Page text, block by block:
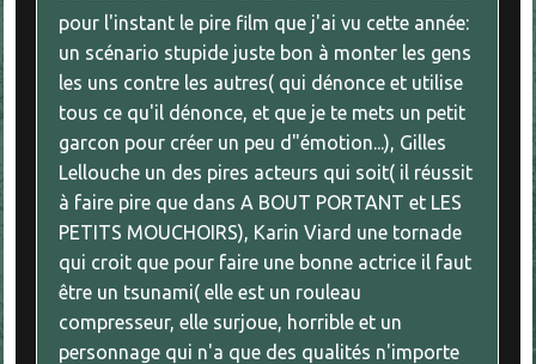
pour l'instant le pire film que j'ai vu cette année:
un scénario stupide juste bon à monter les gens
les uns contre les autres( qui dénonce et utilise
tous ce qu'il dénonce, et que je te mets un petit
garcon pour créer un peu d"émotion...), Gilles
Lellouche un des pires acteurs qui soit( il réussit
à faire pire que dans A BOUT PORTANT et LES
PETITS MOUCHOIRS), Karin Viard une tornade
qui croit que pour faire une bonne actrice il faut
être un tsunami( elle est un rouleau
compresseur, elle surjoue, horrible et un
personnage qui n'a que des qualités n'importe